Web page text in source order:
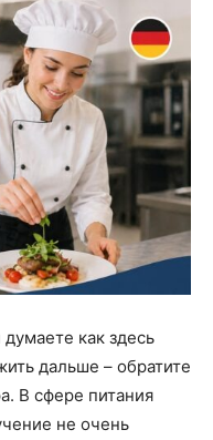
как здесь
дальше – обратите
В сфере питания
не очень